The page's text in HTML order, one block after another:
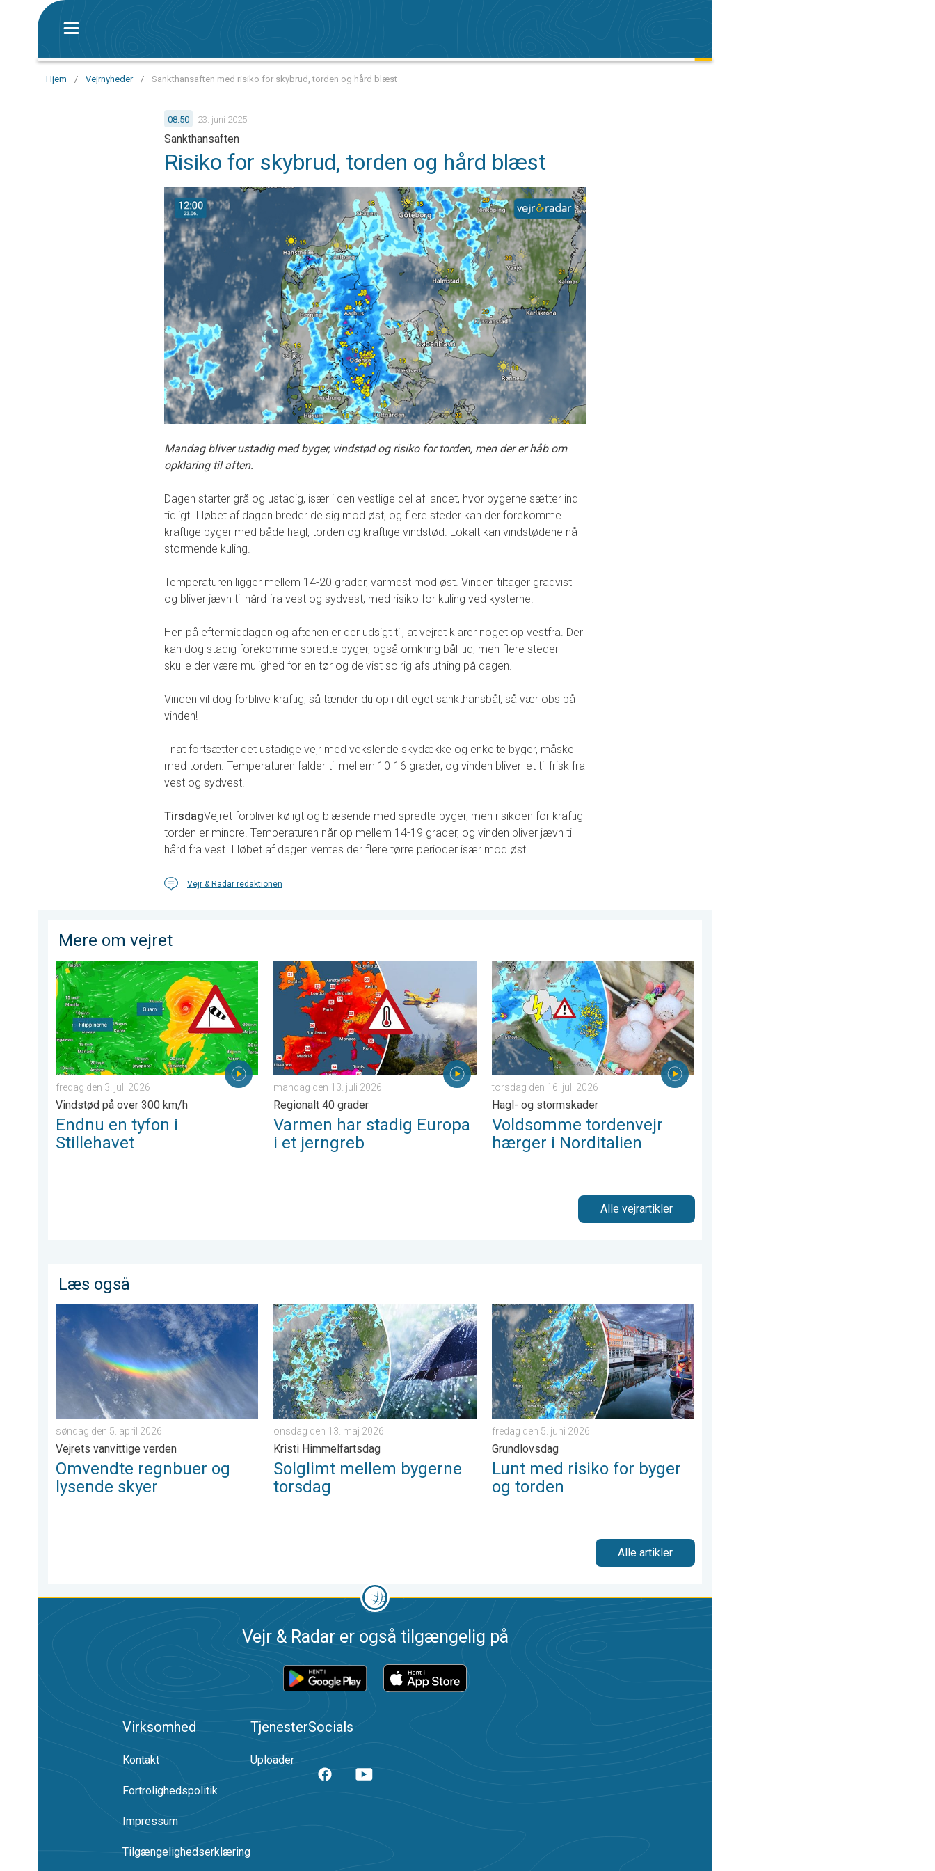
Hjem / Vejrnyheder / Sankthansaften med risiko for skybrud, torden og hård blæst
08.50 23. juni 2025
Sankthansaften
Risiko for skybrud, torden og hård blæst
Mandag bliver ustadig med byger, vindstød og risiko for torden, men der er håb om
opklaring til aften.
Dagen starter grå og ustadig, især i den vestlige del af landet, hvor bygerne sætter ind
tidligt. I løbet af dagen breder de sig mod øst, og flere steder kan der forekomme
kraftige byger med både hagl, torden og kraftige vindstød. Lokalt kan vindstødene nå
stormende kuling.
Temperaturen ligger mellem 14-20 grader, varmest mod øst. Vinden tiltager gradvist
og bliver jævn til hård fra vest og sydvest, med risiko for kuling ved kysterne.
Hen på eftermiddagen og aftenen er der udsigt til, at vejret klarer noget op vestfra. Der
kan dog stadig forekomme spredte byger, også omkring bål-tid, men flere steder
skulle der være mulighed for en tør og delvist solrig afslutning på dagen.
Vinden vil dog forblive kraftig, så tænder du op i dit eget sankthansbål, så vær obs på
vinden!
I nat fortsætter det ustadige vejr med vekslende skydække og enkelte byger, måske
med torden. Temperaturen falder til mellem 10-16 grader, og vinden bliver let til frisk fra
vest og sydvest.
TirsdagVejret forbliver køligt og blæsende med spredte byger, men risikoen for kraftig
torden er mindre. Temperaturen når op mellem 14-19 grader, og vinden bliver jævn til
hård fra vest. I løbet af dagen ventes der flere tørre perioder især mod øst.
Vejr & Radar redaktionen
Mere om vejret
Endnu en tyfon i Stillehavet. Vindstød på over 300 km/h. . . fredag den 3. juli 2026
fredag den 3. juli 2026
Vindstød på over 300 km/h
Endnu en tyfon i
Stillehavet
Varmen har stadig Europa i et jerngreb. Regionalt 40 grader. . . mandag den 13. juli 2026
mandag den 13. juli 2026
Regionalt 40 grader
Varmen har stadig Europa
i et jerngreb
Voldsomme tordenvejr hærger i Norditalien. Hagl- og stormskader. . . torsdag den 16. juli
torsdag den 16. juli 2026
Hagl- og stormskader
Voldsomme tordenvejr
hærger i Norditalien
Alle vejrartikler
Læs også
Omvendte regnbuer og lysende skyer. Vejrets vanvittige verden. . . søndag den 5. april 2026
søndag den 5. april 2026
Vejrets vanvittige verden
Omvendte regnbuer og
lysende skyer
Solglimt mellem bygerne torsdag. Kristi Himmelfartsdag. . . onsdag den 13. maj 2026
onsdag den 13. maj 2026
Kristi Himmelfartsdag
Solglimt mellem bygerne
torsdag
Lunt med risiko for byger og torden. Grundlovsdag. . . fredag den 5. juni 2026
fredag den 5. juni 2026
Grundlovsdag
Lunt med risiko for byger
og torden
Alle artikler
Vejr & Radar er også tilgængelig på
Virksomhed
Kontakt
Fortrolighedspolitik
Impressum
Tilgængelighedserklæring
Tjenester
Uploader
Socials